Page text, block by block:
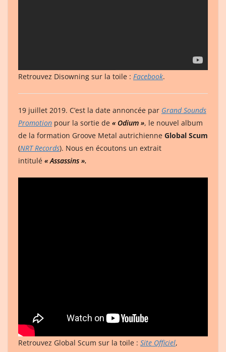
Retrouvez Disowning sur la toile : Facebook.
19 juillet 2019. C’est la date annoncée par Grand Sounds
Promotion pour la sortie de « Odium », le nouvel album
de la formation Groove Metal autrichienne Global Scum
(NRT Records). Nous en écoutons un extrait
intitulé « Assassins ».
Retrouvez Global Scum sur la toile : Site Officiel,